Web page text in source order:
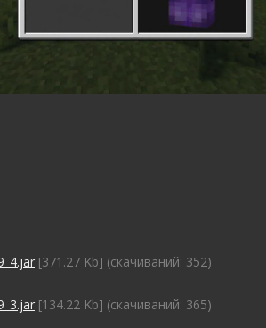
[371.27 Kb] (cкачиваний: 352)
[134.22 Kb] (cкачиваний: 365)